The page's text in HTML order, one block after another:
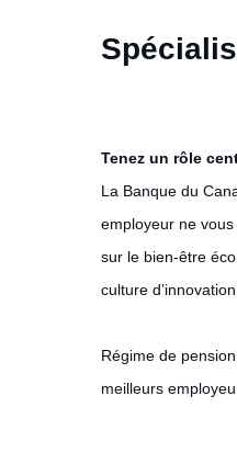
Tenez un rôle
La Banque du
employeur ne
sur le bien-être
culture
Régime de
meilleurs